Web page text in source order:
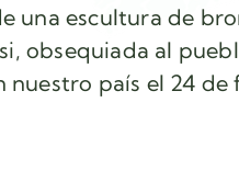
una escultura de
obsequiada al
país el 24 de